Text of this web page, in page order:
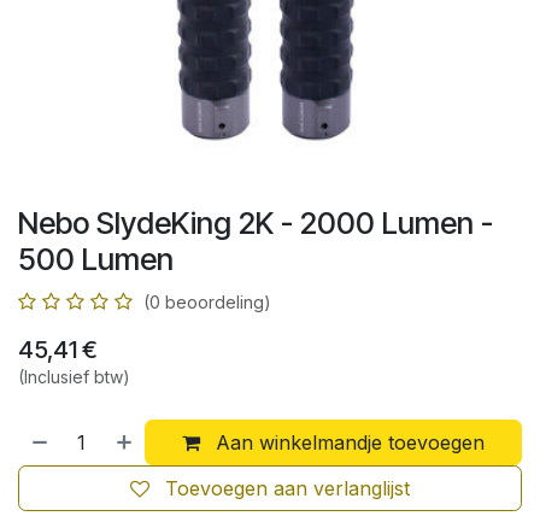
Nebo SlydeKing 2K - 2000 Lumen -
500 Lumen
(0 beoordeling)
45,41€
(Inclusief btw)
Aan winkelmandje toevoegen
Toevoegen aan verlanglijst